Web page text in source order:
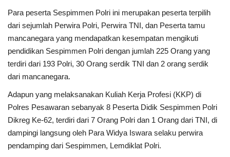
Para peserta Sespimmen Polri ini merupakan peserta terpilih
dari sejumlah Perwira Polri, Perwira TNI, dan Peserta tamu
mancanegara yang mendapatkan kesempatan mengikuti
pendidikan Sespimmen Polri dengan jumlah 225 Orang yang
terdiri dari 193 Polri, 30 Orang serdik TNI dan 2 orang serdik
dari mancanegara.
Adapun yang melaksanakan Kuliah Kerja Profesi (KKP) di
Polres Pesawaran sebanyak 8 Peserta Didik Sespimmen Polri
Dikreg Ke-62, terdiri dari 7 Orang Polri dan 1 Orang dari TNI, di
dampingi langsung oleh Para Widya Iswara selaku perwira
pendamping dari Sespimmen, Lemdiklat Polri.